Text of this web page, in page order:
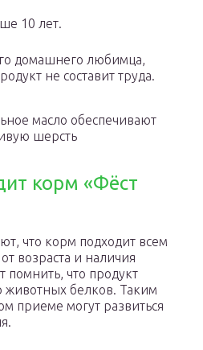
10 лет.
домашнего любимца,
не составит труда.
масло обеспечивают
шерсть
корм «Фёст
что корм подходит всем
возраста и наличия
помнить, что продукт
белков. Таким
приеме могут развиться